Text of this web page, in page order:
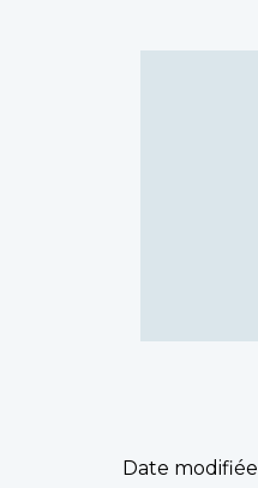
Date modifiée